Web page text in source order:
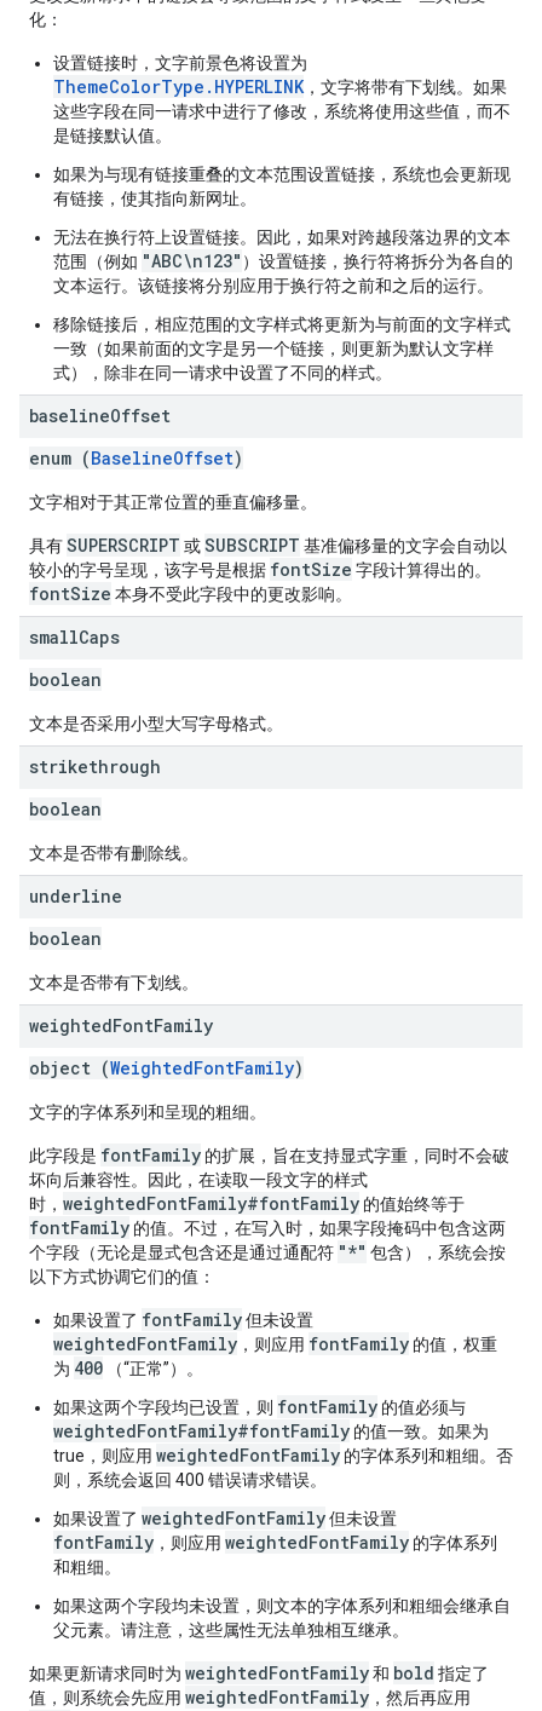
化：
设置链接时，文字前景色将设置为
ThemeColorType.HYPERLINK ，文字将带有下划线。如果
这些字段在同一请求中进行了修改，系统将使用这些值，而不
是链接默认值。
如果为与现有链接重叠的文本范围设置链接，系统也会更新现
有链接，使其指向新网址。
无法在换行符上设置链接。因此，如果对跨越段落边界的文本
范围（例如 "ABC\n123" ）设置链接，换行符将拆分为各自的
文本运行。该链接将分别应用于换行符之前和之后的运行。
移除链接后，相应范围的文字样式将更新为与前面的文字样式
一致（如果前面的文字是另一个链接，则更新为默认文字样
式），除非在同一请求中设置了不同的样式。
baselineOffset
enum (BaselineOffset)
文字相对于其正常位置的垂直偏移量。
具有SUPERSCRIPT 或SUBSCRIPT 基准偏移量的文字会自动以
较小的字号呈现，该字号是根据 fontSize 字段计算得出的。
fontSize 本身不受此字段中的更改影响。
smallCaps
boolean
文本是否采用小型大写字母格式。
strikethrough
boolean
文本是否带有删除线。
underline
boolean
文本是否带有下划线。
weightedFontFamily
object (WeightedFontFamily)
文字的字体系列和呈现的粗细。
此字段是 fontFamily 的扩展，旨在支持显式字重，同时不会破
坏向后兼容性。因此，在读取一段文字的样式
时， weightedFontFamily#fontFamily 的值始终等于
fontFamily 的值。不过，在写入时，如果字段掩码中包含这两
个字段（无论是显式包含还是通过通配符 "*" 包含），系统会按
以下方式协调它们的值：
如果设置了 fontFamily但未设置
weightedFontFamily ，则应用 fontFamily 的值，权重
为 400 （“正常”）。
如果这两个字段均已设置，则 fontFamily 的值必须与
weightedFontFamily#fontFamily 的值一致。如果为
true，则应用 weightedFontFamily 的字体系列和粗细。否
则，系统会返回 400 错误请求错误。
如果设置了 weightedFontFamily但未设置
fontFamily ，则应用 weightedFontFamily 的字体系列
和粗细。
如果这两个字段均未设置，则文本的字体系列和粗细会继承自
父元素。请注意，这些属性无法单独相互继承。
如果更新请求同时为 weightedFontFamily和 bold 指定了
值，则系统会先应用 weightedFontFamily ，然后再应用